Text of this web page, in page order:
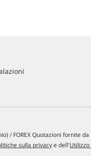
/ FOREX Quotazioni fornite da
sulla privacye dell'